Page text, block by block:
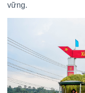
vững.